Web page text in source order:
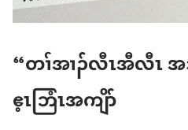
“တၢ်​အၢၣ်လီၤ​အီလီၤ
ဧ့ၤဘြံၤ​အကျိာ်